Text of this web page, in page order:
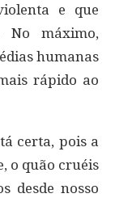
e que
No máximo,
humanas
rápido ao
certa, pois a
o quão cruéis
desde nosso